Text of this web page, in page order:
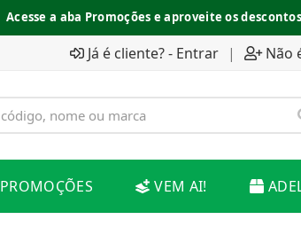
Acesse a aba Promoções e aproveite os descontos
Já é cliente? - Entrar | Não
PROMOÇÕES VEM AI!